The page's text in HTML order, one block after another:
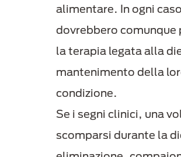
alimentare. In ogni
dovrebbero comunque
la terapia legata alla
mantenimento della
condizione.
Se i segni clinici, una
scomparsi durante la